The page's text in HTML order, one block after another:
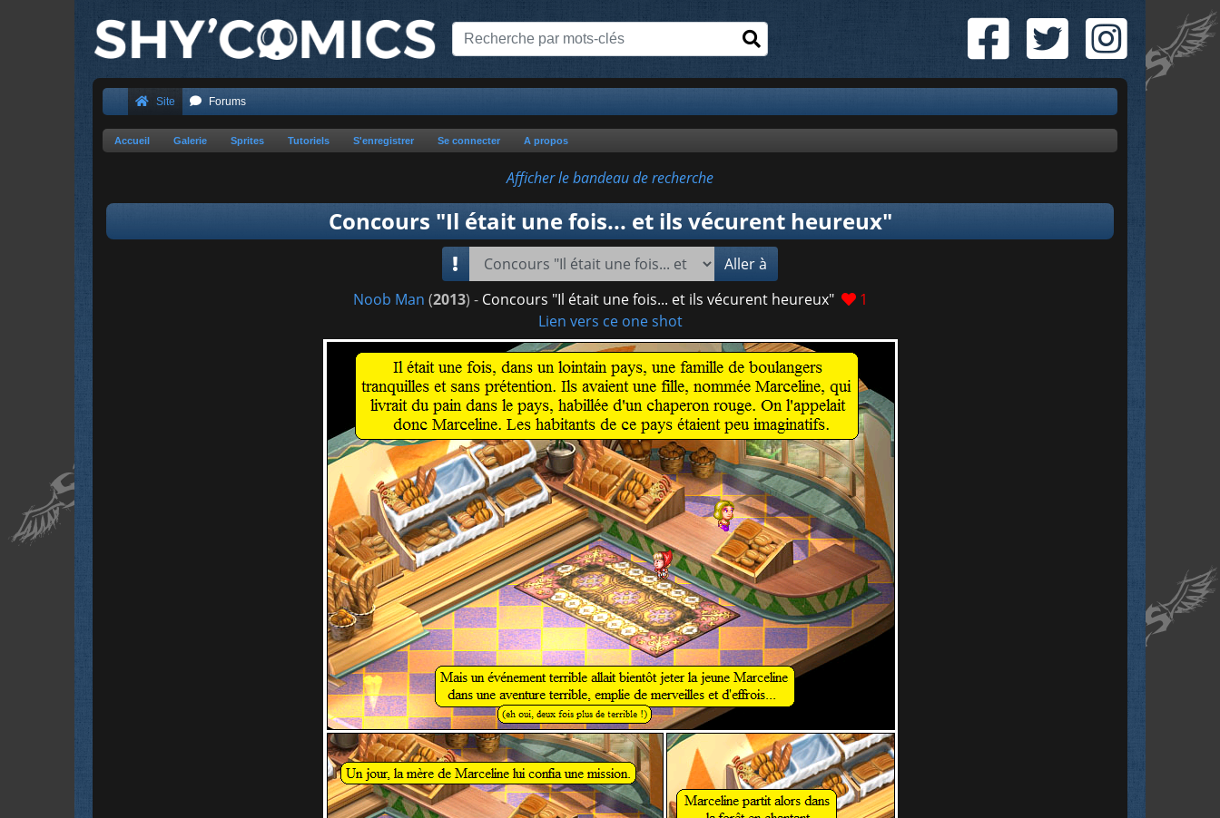
Site Forums
Accueil Galerie Sprites Tutoriels S'enregistrer Se connecter A propos
Afficher le bandeau de recherche
Concours "Il était une fois... et ils vécurent heureux"
Aller à
Noob Man (2013) - Concours "Il était une fois... et ils vécurent heureux"
1
Lien vers ce one shot